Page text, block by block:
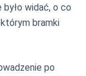
było widać, o co
bramki
po